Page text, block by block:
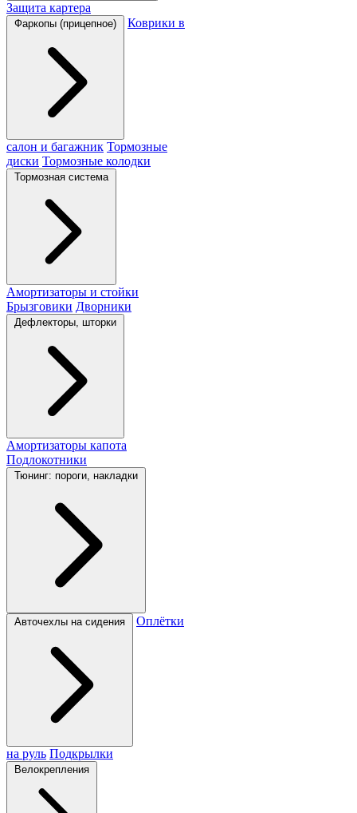
Защита картера
Фаркопы (прицепное) Коврики в
салон и багажник Тормозные
диски Тормозные колодки
Тормозная система
Амортизаторы и стойки
Брызговики Дворники
Дефлекторы, шторки
Амортизаторы капота
Подлокотники
Тюнинг: пороги, накладки
Авточехлы на сидения Оплётки
на руль Подкрылки
Велокрепления